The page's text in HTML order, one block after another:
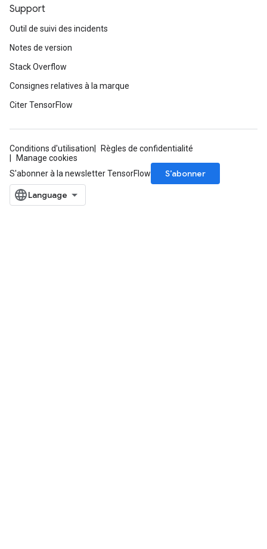
Support
Outil de suivi des incidents
Notes de version
Stack Overflow
Consignes relatives à la marque
Citer TensorFlow
Conditions d'utilisation
Règles de confidentialité
Manage cookies
S'abonner à la newsletter TensorFlow
S’abonner